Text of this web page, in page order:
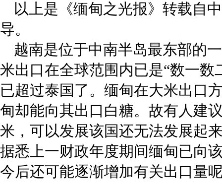
以上是《缅甸之光报》转载自
导。
越南是位于中南半岛最东部的
米出口在全球范围内已是“数一数
已超过泰国了。缅甸在大米出口
甸却能向其出口白糖。故有人建
米，可以发展该国还无法发展起
据悉上一财政年度期间缅甸已向
今后还可能逐渐增加有关出口量